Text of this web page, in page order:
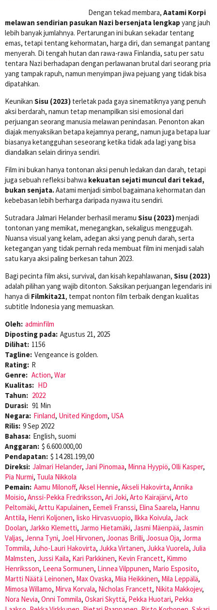
Dengan tekad membara, Aatami Korpi
melawan sendirian pasukan Nazi bersenjata lengkap yang jauh
lebih banyak jumlahnya. Pertarungan ini bukan sekadar tentang
emas, tetapi tentang kehormatan, harga diri, dan semangat pantang
menyerah. Di tengah hutan dan rawa-rawa Finlandia, satu per satu
tentara Nazi berhadapan dengan perlawanan brutal dari seorang pria
yang tampak rapuh, namun menyimpan jiwa pejuang yang tidak bisa
dipatahkan.
Keunikan Sisu (2023) terletak pada gaya sinematiknya yang penuh
aksi berdarah, namun tetap menampilkan sisi emosional dari
perjuangan seorang manusia melawan penindasan. Penonton akan
diajak menyaksikan betapa kejamnya perang, namun juga betapa luar
biasanya ketangguhan seseorang ketika tidak ada lagi yang bisa
diandalkan selain dirinya sendiri.
Film ini bukan hanya tontonan aksi penuh ledakan dan darah, tetapi
juga sebuah refleksi bahwa kekuatan sejati muncul dari tekad,
bukan senjata.Aatami menjadi simbol bagaimana kehormatan dan
kebebasan lebih berharga daripada nyawa itu sendiri.
Sutradara Jalmari Helander berhasil meramu Sisu (2023)menjadi
tontonan yang memikat, menegangkan, sekaligus menggugah.
Nuansa visual yang kelam, adegan aksi yang penuh darah, serta
ketegangan yang tidak pernah reda membuat film ini menjadi salah
satu karya aksi paling berkesan tahun 2023.
Bagi pecinta film aksi, survival, dan kisah kepahlawanan, Sisu (2023)
adalah pilihan yang wajib ditonton. Saksikan perjuangan legendaris ini
hanya di Filmkita21, tempat nonton film terbaik dengan kualitas
subtitle Indonesia yang memuaskan.
Oleh: adminfilm
Diposting pada: Agustus 21, 2025
Dilihat: 1156
Tagline: Vengeance is golden.
Rating: R
Genre: Action, War
Kualitas: HD
Tahun: 2022
Durasi: 91 Min
Negara: Finland, United Kingdom, USA
Rilis: 9 Sep 2022
Bahasa: English, suomi
Anggaran: $ 6.600.000,00
Pendapatan: $ 14.281.199,00
Direksi: Jalmari Helander, Jani Pinomaa, Minna Hyypiö, Olli Kasper,
Pia Nurmi, Tuula Nikkola
Pemain: Aamu Milonoff, Aksel Hennie, Akseli Hakovirta, Annika
Moisio, Anssi-Pekka Fredriksson, Ari Joki, Arto Kairajärvi, Arto
Peltomäki, Arttu Kapulainen, Eemeli Franssi, Elina Saarela, Hannu
Anttila, Henri Koljonen, Iisko Hirvasvuopio, Ilkka Koivula, Jack
Doolan, Jarkko Klemetti, Jarmo Hietamäki, Jasmi Mäenpää, Jasmin
Valjas, Jenna Tyni, Joel Hirvonen, Joonas Brilli, Joosua Oja, Jorma
Tommila, Juho-Lauri Hakovirta, Jukka Virtanen, Jukka Vuorela, Julia
Malmsten, Jussi Kaila, Kari Parkkinen, Kevin Francett, Kimmo
Henriksson, Leena Sormunen, Linnea Vilppunen, Mario Esposito,
Martti Näätä Leinonen, Max Ovaska, Miia Heikkinen, Mila Leppälä,
Mimosa Willamo, Mirva Korvala, Nicholas Francett, Nikita Makkojev,
Nora Nevia, Onni Tommila, Oskari Skyttä, Pekka Huotari, Pekka